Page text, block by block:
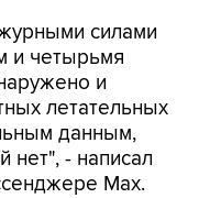
силами
и четырьмя
и
летательных
данным,
нет", - написал
Max.